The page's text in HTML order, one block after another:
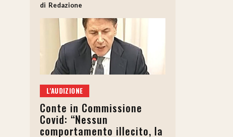
Redazione
L'AUDIZIONE
Conte in Commissione
Covid: “Nessun
comportamento illecito, la